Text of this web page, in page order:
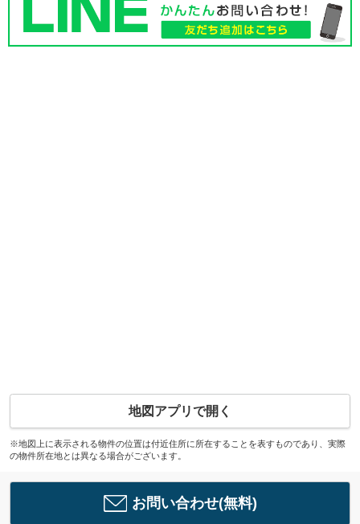
地図アプリで開く
※地図上に表示される物件の位置は付近住所に所在することを表すものであり、実際
の物件所在地とは異なる場合がございます。
お問い合わせ(無料)